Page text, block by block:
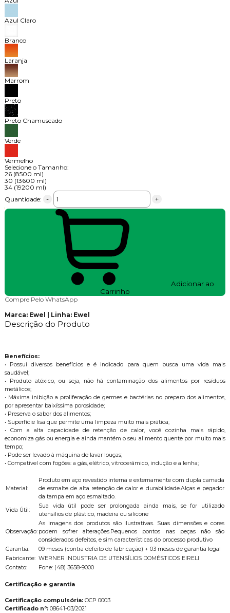
Azul Claro
Branco
Laranja
Marrom
Preto
Preto Chamuscado
Verde
Vermelho
Selecione o Tamanho:
26 (8500 ml)
30 (13600 ml)
34 (19200 ml)
Quantidade:
- +
Adicionar ao
Carrinho
Compre Pelo WhatsApp
Marca: Ewel | Linha: Ewel
Descrição do Produto
Benefícios:
• Possui diversos benefícios e é indicado para quem busca uma vida mais
saudável;
• Produto atóxico, ou seja, não há contaminação dos alimentos por resíduos
metálicos;
• Máxima inibição a proliferação de germes e bactérias no preparo dos alimentos,
por apresentar baixíssima porosidade;
• Preserva o sabor dos alimentos;
• Superfície lisa que permite uma limpeza muito mais prática;
• Com a alta capacidade de retenção de calor, você cozinha mais rápido,
economiza gás ou energia e ainda mantém o seu alimento quente por muito mais
tempo;
• Pode ser levado à máquina de lavar louças;
• Compatível com fogões: a gás, elétrico, vitrocerâmico, indução e a lenha;
Material:
Produto em aço revestido interna e externamente com dupla camada
de esmalte de alta retenção de calor e durabilidade.Alças e pegador
da tampa em aço esmaltado.
Vida Útil:
Sua vida útil pode ser prolongada ainda mais, se for utilizado
utensílios de plástico, madeira ou silicone
Observação:
As imagens dos produtos são ilustrativas. Suas dimensões e cores
podem sofrer alterações.Pequenos pontos nas peças não são
considerados defeitos, e sim características do processo produtivo
Garantia:
09 meses (contra defeito de fabricação) + 03 meses de garantia legal
Fabricante: WERNER INDUSTRIA DE UTENSÍLIOS DOMÉSTICOS EIRELI
Contato:
Fone: (48) 3658-9000
Certificação e garantia
Certificação compulsória:OCP 0003
Certificado nº:08641-03/2021